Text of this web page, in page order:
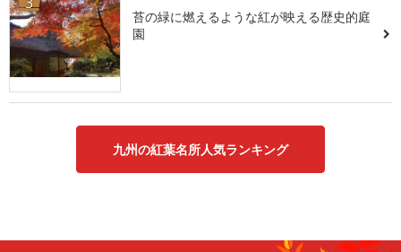
苔の緑に燃えるような紅が映える歴史的庭
園
九州の紅葉名所人気ランキング